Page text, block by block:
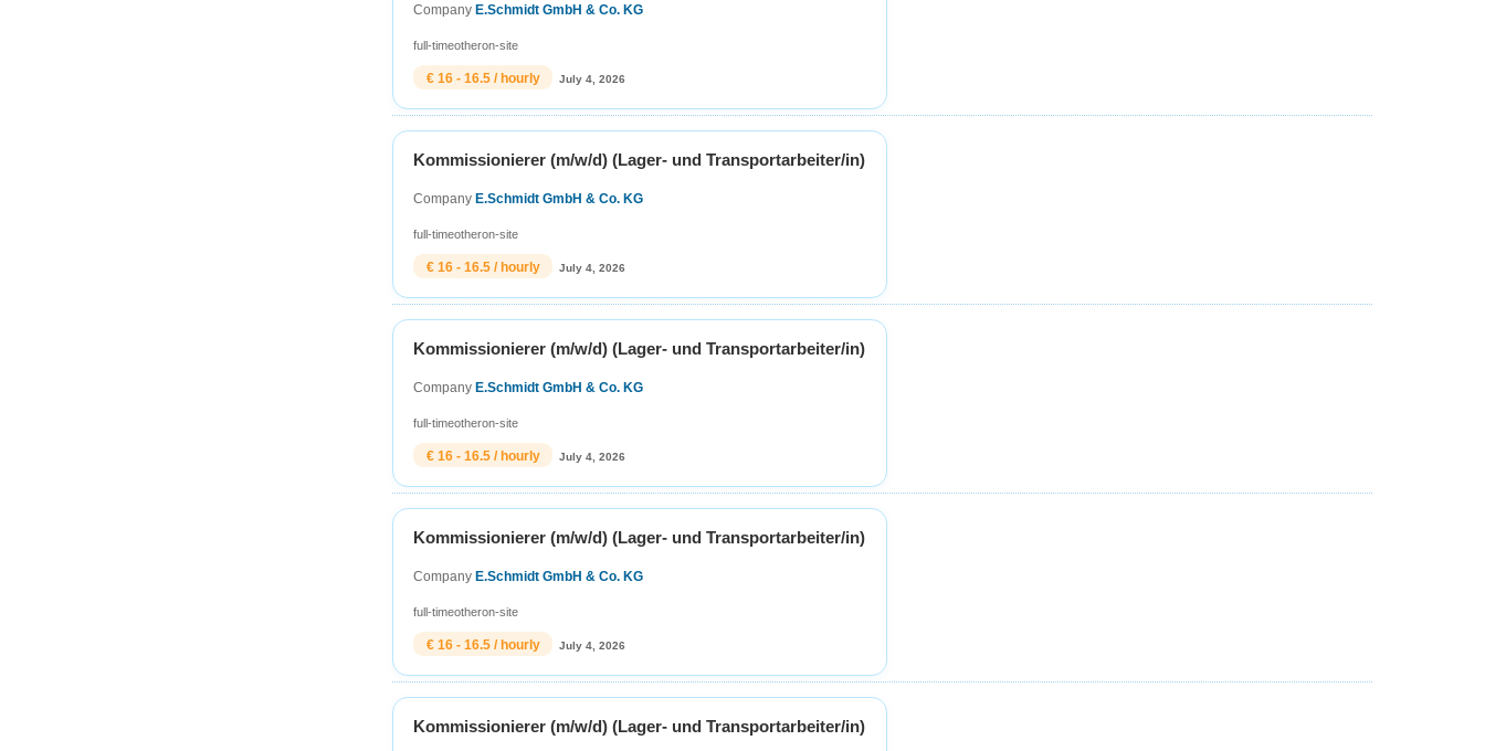
CompanyE.Schmidt GmbH & Co. KG
full-timeotheron-site
€ 16 - 16.5 / hourly July 4, 2026
Kommissionierer (m/w/d) (Lager- und Transportarbeiter/in)
CompanyE.Schmidt GmbH & Co. KG
full-timeotheron-site
€ 16 - 16.5 / hourly July 4, 2026
Kommissionierer (m/w/d) (Lager- und Transportarbeiter/in)
CompanyE.Schmidt GmbH & Co. KG
full-timeotheron-site
€ 16 - 16.5 / hourly July 4, 2026
Kommissionierer (m/w/d) (Lager- und Transportarbeiter/in)
CompanyE.Schmidt GmbH & Co. KG
full-timeotheron-site
€ 16 - 16.5 / hourly July 4, 2026
Kommissionierer (m/w/d) (Lager- und Transportarbeiter/in)